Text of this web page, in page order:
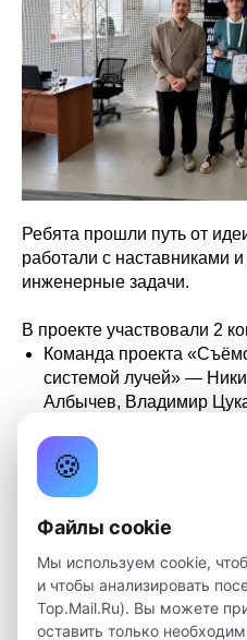
Ребята прошли путь от
работали с наставниками
инженерные задачи.
В проекте участвовали 2
️Команда проекта
системой лучей» —
Албычев, Владимир
️Михаил Миляков с
питания из источников
показателями
кванторианцы выступили
школе-конференции
Миляков с проектом ТЭП
🍪
Файлы cookie
Мы используем cookie,
и чтобы анализировать
Top.Mail.Ru). Вы можете
оставить только